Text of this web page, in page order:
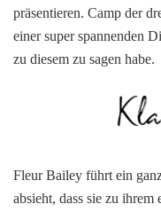
präsentieren. Camp der
einer super spannenden
zu diesem zu sagen habe.
Fleur Bailey führt ein
absieht, dass sie zu ihrem